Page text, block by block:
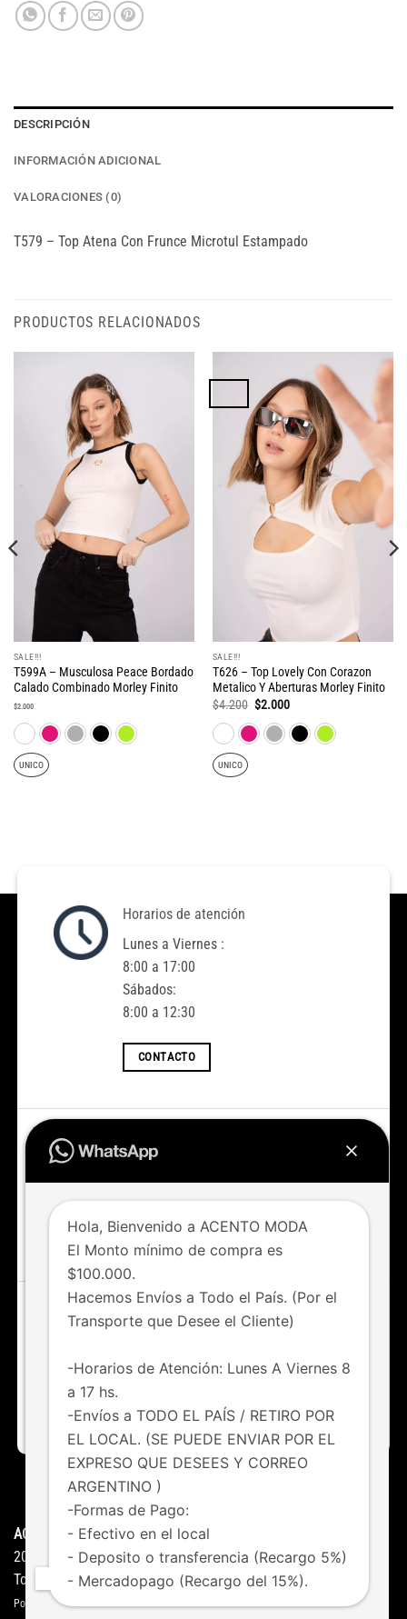
DESCRIPCIÓN
INFORMACIÓN ADICIONAL
VALORACIONES (0)
T579 – Top Atena Con Frunce Microtul Estampado
PRODUCTOS RELACIONADOS
SALE!!!
T599A – Musculosa Peace Bordado
Calado Combinado Morley Finito
$2.000
UNICO
SALE!!!
T626 – Top Lovely Con Corazon
Metalico Y Aberturas Morley Finito
$4.200 El
original
era:
$2.000El
actual
es:
UNICO
Horarios de atención
Lunes a Viernes :
8:00 a 17:00
Sábados:
8:00 a 12:30
CONTACTO
Accedé a todas las novedades
Nuevos ingresos todas las semanas
IR AL SHOP
¿Tenés dudas o consultas?
Chateá con nosotros vía whatsapp
ACENTO MODA ©Copyright
2026
Todos los derechos reservados
Powered byStudio Gedos
HOME NOVEDADES
Hola, Bienvenido a ACENTO MODA
El Monto mínimo de compra es
$100.000.
Hacemos Envíos a Todo el País. (Por el
Transporte que Desee el Cliente)
-Horarios de Atención: Lunes A Viernes 8
a 17 hs.
-Envíos a TODO EL PAÍS / RETIRO POR
EL LOCAL. (SE PUEDE ENVIAR POR EL
EXPRESO QUE DESEES Y CORREO
ARGENTINO )
-Formas de Pago:
- Efectivo en el local
- Deposito o transferencia (Recargo 5%)
- Mercadopago (Recargo del 15%).